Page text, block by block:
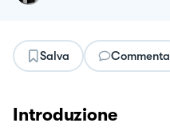
Salva Commenta
Introduzione